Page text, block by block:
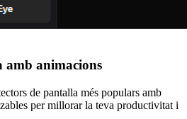
amb animacions
de pantalla més populars amb
per millorar la teva productivitat i